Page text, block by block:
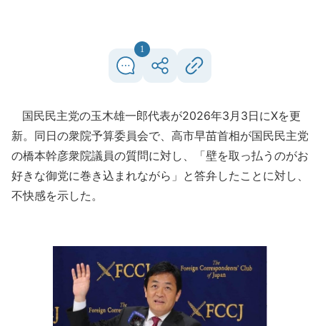
1
国民民主党の玉木雄一郎代表が2026年3月3日にXを更
新。同日の衆院予算委員会で、高市早苗首相が国民民主党
の橋本幹彦衆院議員の質問に対し、「壁を取っ払うのがお
好きな御党に巻き込まれながら」と答弁したことに対し、
不快感を示した。